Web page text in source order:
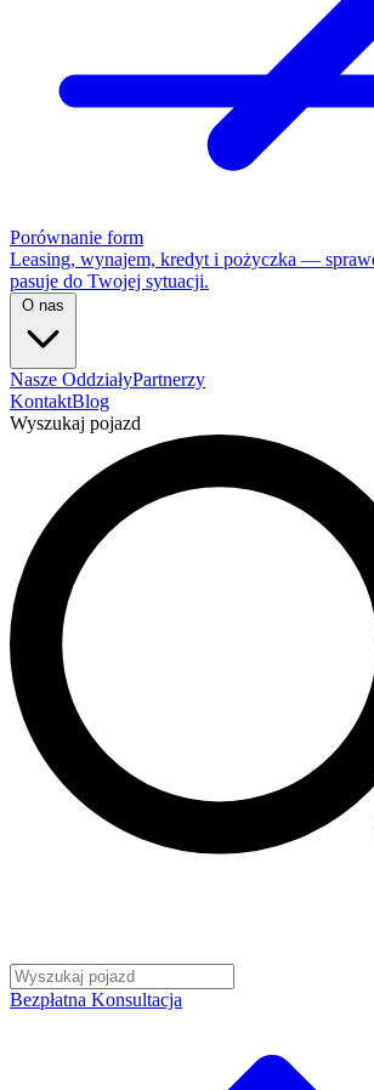
Porównanie form
Leasing, wynajem, kredyt i pożyczka —
pasuje do Twojej sytuacji.
O nas
Nasze OddziałyPartnerzy
KontaktBlog
Wyszukaj pojazd
Bezpłatna Konsultacja